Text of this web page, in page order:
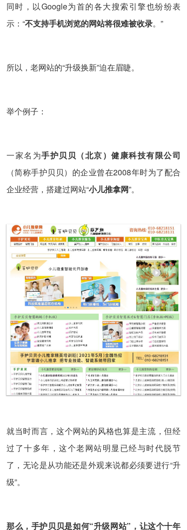
同时，以Google为首的各大搜索引擎也纷纷表
示：“不支持手机浏览的网站将很难被收录。”
所以，老网站的“升级换新”迫在眉睫。
举个例子：
一家名为手护贝贝（北京）健康科技有限公司
（简称手护贝贝）的企业曾在2008年时为了配合
企业经营，搭建过网站“小儿推拿网”。
就当时而言，这个网站的风格也算是主流，但经
过了十多年，这个老网站明显已经与时代脱节
了，无论是从功能还是外观来说都必须要进行“升
级”。
那么，手护贝贝是如何“升级网站”，让这个十年